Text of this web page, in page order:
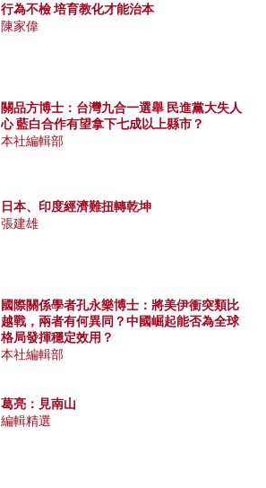
行為不檢 培育教化才能治本
陳家偉
關品方博士：台灣九合一選舉 民進黨大失人
心 藍白合作有望拿下七成以上縣市？
本社編輯部
日本、印度經濟難扭轉乾坤
張建雄
國際關係學者孔永樂博士：將美伊衝突類比
越戰，兩者有何異同？中國崛起能否為全球
格局發揮穩定效用？
本社編輯部
葛亮：見南山
編輯精選